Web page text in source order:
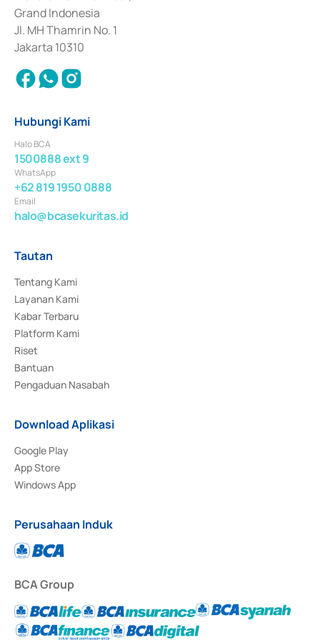
Surat Berharga Komersial yang izinnya diterbitkan pada tahun 2018.
Grand Indonesia
Jl. MH Thamrin No. 1
Jakarta 10310
Hubungi Kami
Halo BCA
1500888 ext 9
WhatsApp
+62 819 1950 0888
Email
halo@bcasekuritas.id
Tautan
Tentang Kami
Layanan Kami
Kabar Terbaru
Platform Kami
Riset
Bantuan
Pengaduan Nasabah
Download Aplikasi
Google Play
App Store
Windows App
Perusahaan Induk
BCA Group